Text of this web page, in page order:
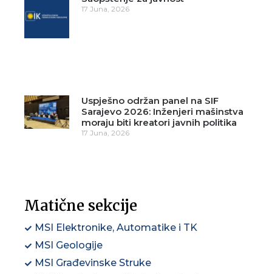
17 Juna, 2026
Uspješno održan panel na SIF
Sarajevo 2026: Inženjeri mašinstva
moraju biti kreatori javnih politika
17 Juna, 2026
Matične sekcije
MSI Elektronike, Automatike i TK
MSI Geologije
MSI Građevinske Struke